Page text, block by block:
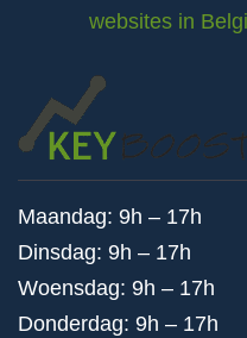
websites in
Maandag: 9h – 17h
Dinsdag: 9h – 17h
Woensdag: 9h – 17h
Donderdag: 9h – 17h